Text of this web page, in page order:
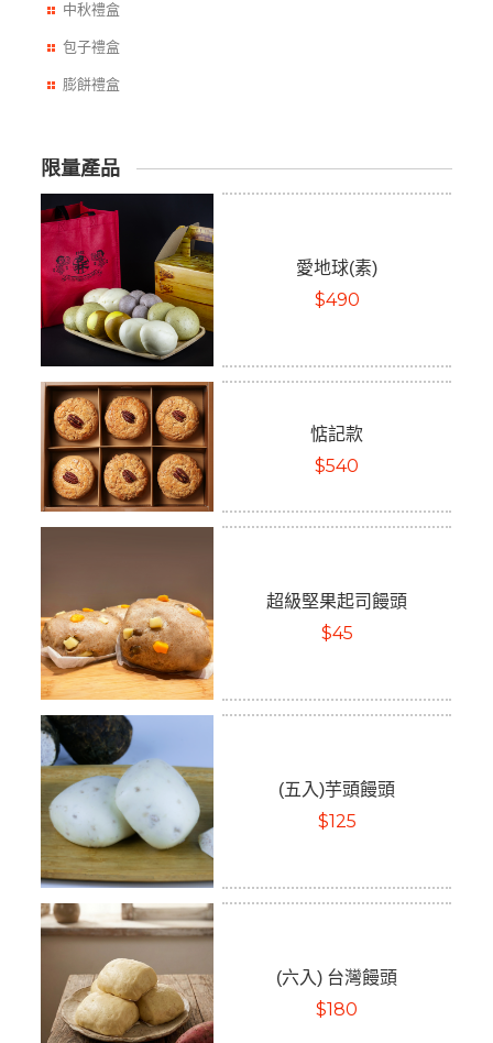
中秋禮盒
包子禮盒
膨餅禮盒
限量產品
愛地球(素)
$490
惦記款
$540
超級堅果起司饅頭
$45
(五入)芋頭饅頭
$125
(六入) 台灣饅頭
$180